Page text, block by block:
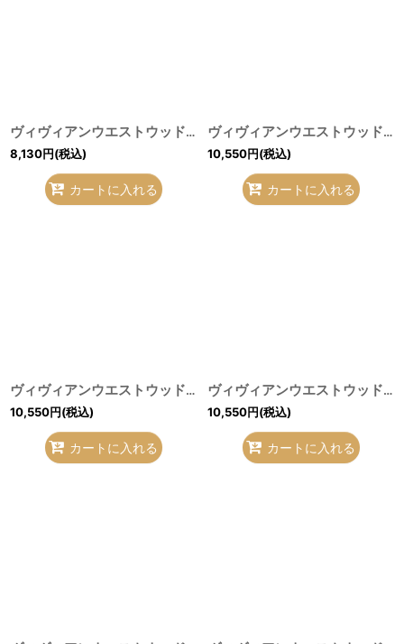
ヴィヴィアンウエストウッド 中古 / EXECUTIVE 手帳 黒 S-26-07-26-001-gd-AS-ZS
8,130円(税込)
カートに入れる
ヴィヴィアンウエストウッド 中古 / ARE YOU MADチャームセット 赤 S-26-07-26-006-gd-AS-ZS
10,550円(税込)
カートに入れる
ヴィヴィアンウエストウッド 中古 / ダービーキーチェーンウォレット 赤ｘ白 S-26-07-26-003-gd-AS-ZS
10,550円(税込)
カートに入れる
ヴィヴィアンウエストウッド 中古 / ブドワール 30ml Y-26-07-26-001-gd-SZ-ZY
10,550円(税込)
カートに入れる